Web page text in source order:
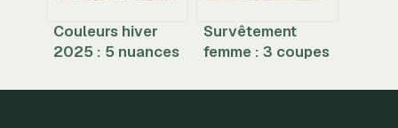
Couleurs hiver
2025 : 5 nuances
remplacer le noir
Survêtement
femme : 3 coupes
et 4 accessoires